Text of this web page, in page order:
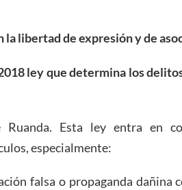
la libertad de expresión y de
ley que determina los
Ruanda. Esta ley entra en
especialmente:
falsa o propaganda dañina